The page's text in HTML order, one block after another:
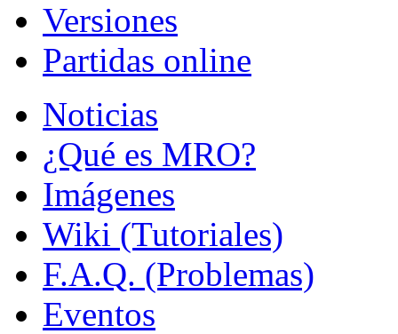
Versiones
Partidas online
Noticias
¿Qué es MRO?
Imágenes
Wiki (Tutoriales)
F.A.Q. (Problemas)
Eventos